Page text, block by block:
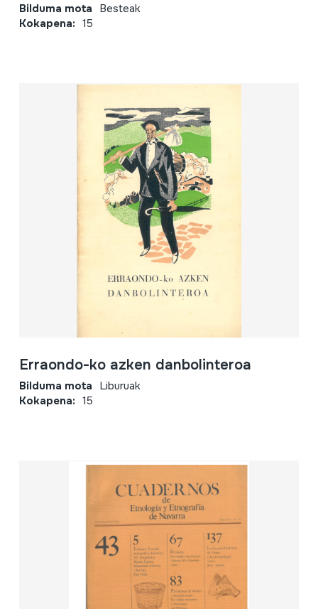
Bilduma mota Besteak
Kokapena: 15
Erraondo-ko azken danbolinteroa
Bilduma mota Liburuak
Kokapena: 15